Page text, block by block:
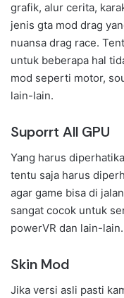
grafik, alur cerita,
jenis gta mod drag
nuansa drag race.
untuk beberapa hal
mod seperti motor,
lain-lain.
Suporrt All GPU
Yang harus
tentu saja harus
agar game bisa di
sangat cocok untuk
powerVR dan lain-lain.
Skin Mod
Jika versi asli pasti